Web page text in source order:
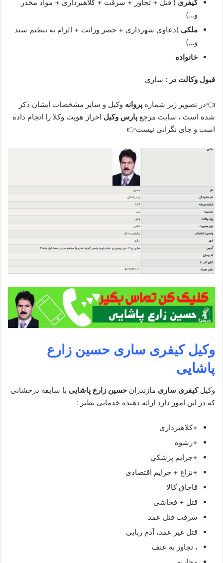
کیفری ( قتل + تجاوز + سرقت + کلاهبرداری + مواد مخدر
و…)
ملکی (دعاوی شهرداری + حصر وراثت + الزام به تنظیم سند
و…)
خانواده
قبول وکالت در : ساری
👈در تصویر زیر شماره پروانه وکیل و سایر مشخصات ایشان ذکر
شده است ، سایت مرجع پارس وکیل احراز هویت وکلا را انجام داده
است و جای نگرانی نیست👉
وکیل کیفری ساری حسین زارع
پاشایی
وکیلکیفری ساری مازندران حسین زارع پاشایی با سابقه درخشانی
که در این امور دارد ارائه دهنده خدماتی نظیر :
+کلاهبرداری
+رشوه
+جرایم پزشکی
+نزاع + جرایم اقتصادی
قاچاق کالا
قتل + فحاشی
سرقت قتل عمد
قتل غیر عمد، آدم ربایی
، تجاوز به عنف